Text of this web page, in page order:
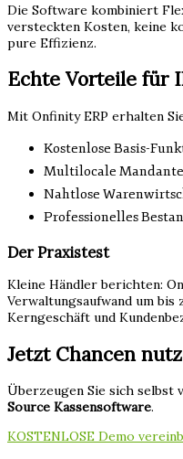
Die Software kombiniert
versteckten Kosten, keine
pure Effizienz.
Echte Vorteile für
Mit Onfinity ERP erhalten
Kostenlose Basis-
Multilocale
Nahtlose
Professionelles
Der Praxistest
Kleine Händler berichten:
Verwaltungsaufwand um
Kerngeschäft und
Jetzt Chancen
Überzeugen Sie sich selbst
Source Kassensoftware.
KOSTENLOSE Demo